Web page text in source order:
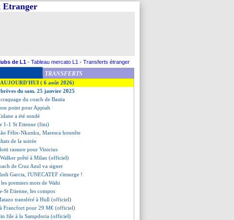
Etranger
de L1 - Tableau mercato L1 - Transferts étranger
TRANSFERTS
( 6 août 2026)
brèves du sam. 25 janvier 2025
du coach de Bastia
point pour Appiah
a été sondé
1-1 St Etienne (fini)
Félix-Nkunku, Maresca honnête
de la soirée
rassure pour Vinicius
prêté à Milan (officiel)
de Cruz Azul va signer
Garcia, l'UNECATEF s'insurge !
les premiers mots de Wahi
St Etienne, les compos
transféré à Hull (officiel)
Francfort pour 29 M€ (officiel)
file à la Sampdoria (officiel)